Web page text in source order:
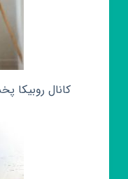
کانال روبیکا